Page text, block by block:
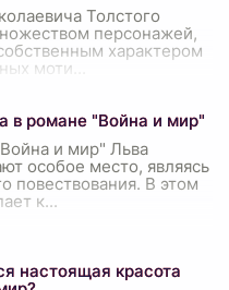
Толстого
персонажей,
характером
моти
в романе "Война и мир"
и мир" Льва
особое место, являясь
повествования. В этом
к...
настоящая красота